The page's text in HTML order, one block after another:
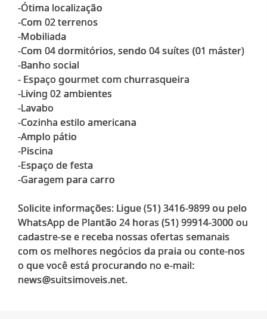
-Ótima localização
-Com 02 terrenos
-Mobiliada
-Com 04 dormitórios, sendo 04 suítes (01 máster)
-Banho social
- Espaço gourmet com churrasqueira
-Living 02 ambientes
-Lavabo
-Cozinha estilo americana
-Amplo pátio
-Piscina
-Espaço de festa
-Garagem para carro
Solicite informações: Ligue (51) 3416-9899 ou pelo
WhatsApp de Plantão 24 horas (51) 99914-3000 ou
cadastre-se e receba nossas ofertas semanais
com os melhores negócios da praia ou conte-nos
o que você está procurando no e-mail: